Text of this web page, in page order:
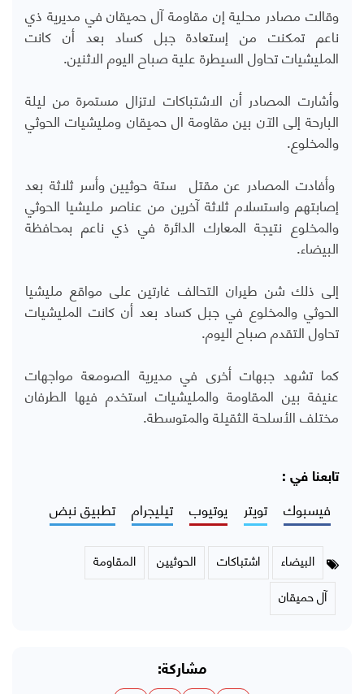
وقالت مصادر محلية إن مقاومة آل حميقان في مديرية ذي
ناعم تمكنت من إستعادة جبل كساد بعد أن كانت
المليشيات تحاول السيطرة علية صباح اليوم الاثنين.
وأشارت المصادر أن الاشتباكات لاتزال مستمرة من ليلة
البارحة إلى الآن بين مقاومة ال حميقان ومليشيات الحوثي
والمخلوع.
وأفادت المصادر عن مقتل ستة حوثيين وأسر ثلاثة بعد
إصابتهم واستسلام ثلاثة آخرين من عناصر مليشيا الحوثي
والمخلوع نتيجة المعارك الدائرة في ذي ناعم بمحافظة
البيضاء.
إلى ذلك شن طيران التحالف غارتين على مواقع مليشيا
الحوثي والمخلوع في جبل كساد بعد أن كانت المليشيات
تحاول التقدم صباح اليوم.
كما تشهد جبهات أخرى في مديرية الصومعة مواجهات
عنيفة بين المقاومة والمليشيات استخدم فيها الطرفان
مختلف الأسلحة الثقيلة والمتوسطة.
تابعنا في :
فيسبوك تويتر يوتيوب تيليجرام تطبيق نبض
البيضاء اشتباكات الحوثيين
المقاومة
آل حميقان
مشاركة: